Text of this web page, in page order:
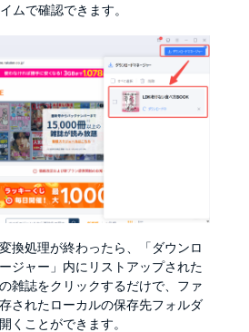
ムで確認できます。
換処理が終わったら、「ダウンロ
ジャー」内にリストアップされた
雑誌をクリックするだけで、ファ
されたローカルの保存先フォルダ
くことができます。